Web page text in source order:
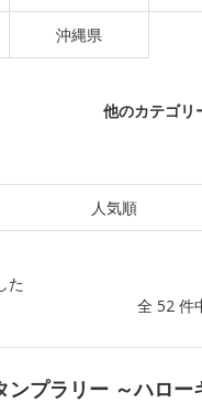
沖縄県
他のカテゴリ
人気順
た
全 52 件
プラリー ～ハロー